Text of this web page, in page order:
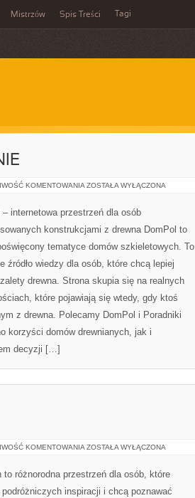
Mistrzów Spis Treści Tagi
KOMENTOWANIA KOSZTY
ZOSTAŁA WYŁĄCZONA
– internetowa przestrzeń dla osób
konstrukcjami z drewna DomPol to
tematyce domów szkieletowych. To
źródło wiedzy dla osób, które chcą lepiej
drewna. Strona skupia się na realnych
które pojawiają się wtedy, gdy ktoś
z drewna. Polecamy DomPol i Poradniki
korzyści domów drewnianych, jak i
decyzji […]
KOMENTOWANIA ROSJA
ZOSTAŁA WYŁĄCZONA
to różnorodna przestrzeń dla osób, które
inspiracji i chcą poznawać